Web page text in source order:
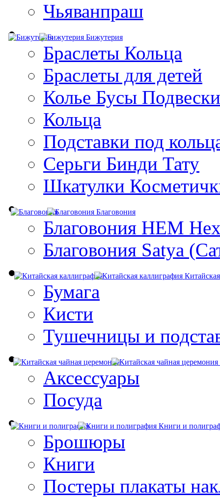
Чьяванпраш
Бижутерия
Браслеты Кольца
Браслеты для детей
Колье Бусы Подвески
Кольца
Подставки под
Серьги Бинди Тату
Шкатулки
Благовония
Благовония HEM
Благовония Satya
Бумага
Кисти
Тушечницы и
Аксессуары
Посуда
Книги и
Брошюры
Книги
Постеры плакаты